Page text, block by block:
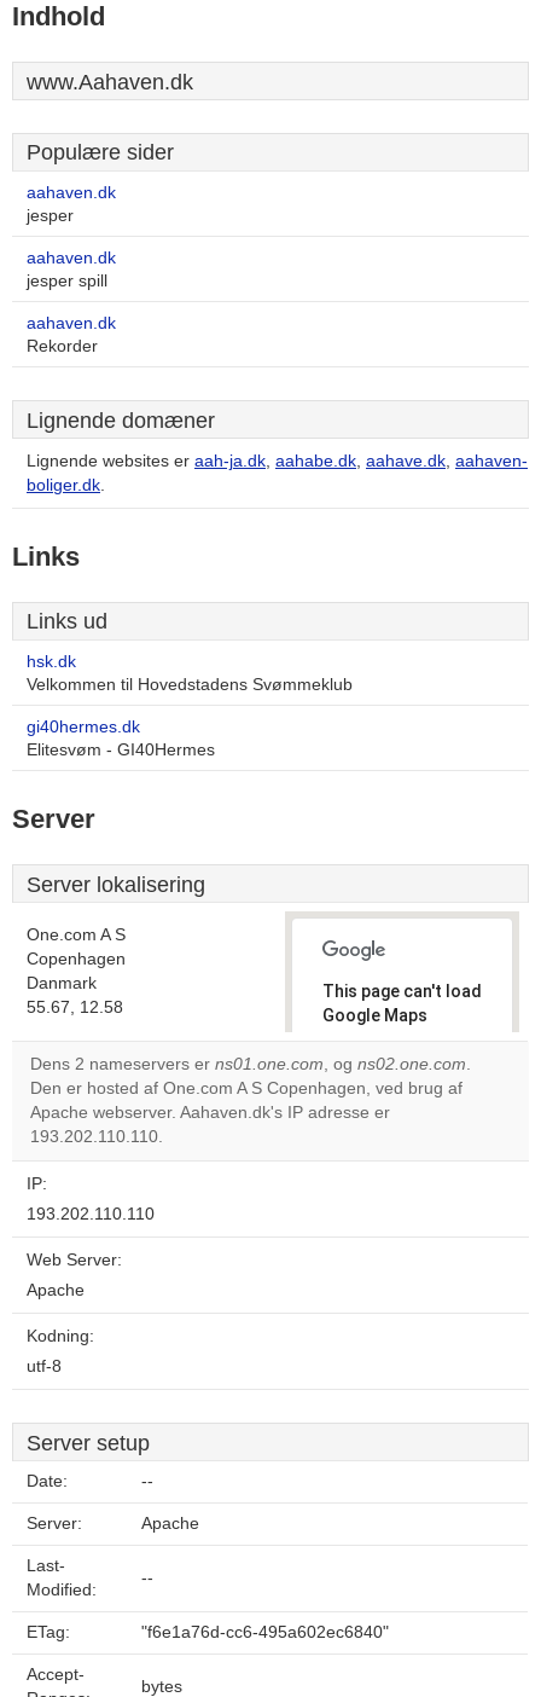
Indhold
www.Aahaven.dk
Populære sider
aahaven.dk
jesper
aahaven.dk
jesper spill
aahaven.dk
Rekorder
Lignende domæner
Lignende websites er aah-ja.dk, aahabe.dk, aahave.dk, aahaven-
boliger.dk.
Links
Links ud
hsk.dk
Velkommen til Hovedstadens Svømmeklub
gi40hermes.dk
Elitesvøm - GI40Hermes
Server
Server lokalisering
One.com A S
Copenhagen
Danmark
55.67, 12.58
This page can't load
Google Maps
correctly.
Do you
own this
Dens 2 nameservers er ns01.one.com, og ns02.one.com.
Den er hosted af One.com A S Copenhagen, ved brug af
Apache webserver. Aahaven.dk's IP adresse er
193.202.110.110.
IP:
193.202.110.110
Web Server:
Apache
Kodning:
utf-8
Server setup
Date: --
Server: Apache
Last-
Modified:
--
ETag: "f6e1a76d-cc6-495a602ec6840"
Accept-
bytes